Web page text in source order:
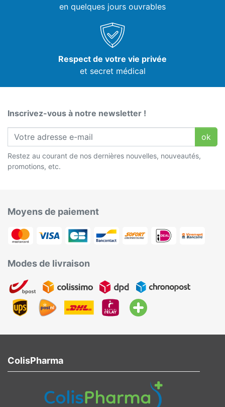
en quelques jours ouvrables
Respect de votre vie privée
et secret médical
Inscrivez-vous à notre newsletter !
ok
Restez au courant de nos dernières nouvelles, nouveautés,
promotions, etc.
Moyens de paiement
Modes de livraison
ColisPharma